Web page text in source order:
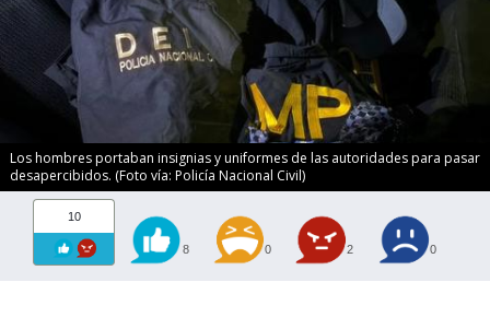
Los hombres portaban insignias y uniformes de las autoridades para pasar
desapercibidos. (Foto vía: Policía Nacional Civil)
10
8 0 2 0